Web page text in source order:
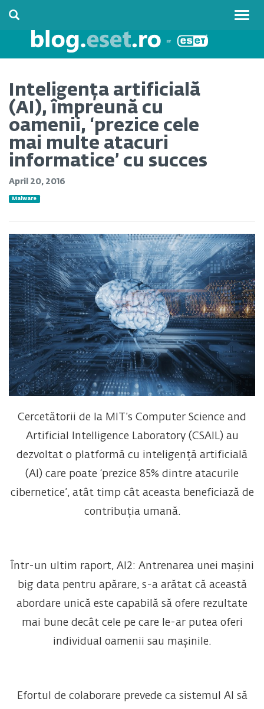
Inteligența artificială
(AI), împreună cu
oamenii, ‘prezice cele
mai multe atacuri
informatice’ cu succes
April 20, 2016
Malware
Cercetătorii de la MIT’s Computer Science and
Artificial Intelligence Laboratory (CSAIL) au
dezvoltat o platformă cu inteligență artificială
(AI) care poate ‘prezice 85% dintre atacurile
cibernetice’, atât timp cât aceasta beneficiază de
contribuția umană.
Într-un ultim raport, AI2: Antrenarea unei mașini
big data pentru apărare, s-a arătat că această
abordare unică este capabilă să ofere rezultate
mai bune decât cele pe care le-ar putea oferi
individual oamenii sau mașinile.
Efortul de colaborare prevede ca sistemul AI să